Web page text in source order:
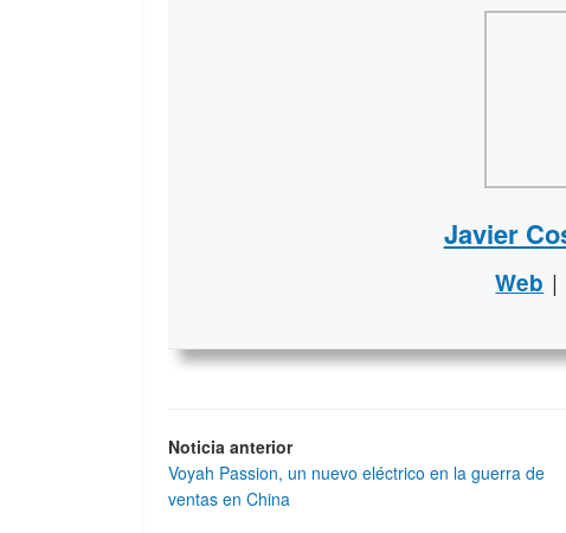
Javier
Web |
Noticia anterior
Voyah Passion, un nuevo eléctrico en la guerra de
ventas en China